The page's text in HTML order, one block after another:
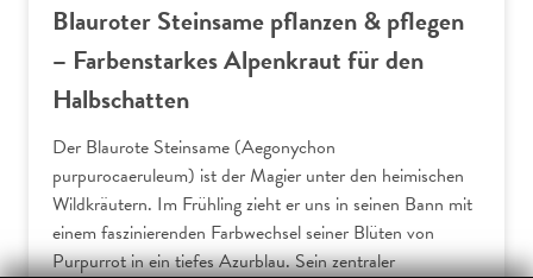
Blauroter Steinsame pflanzen & pflegen
– Farbenstarkes Alpenkraut für den
Halbschatten
Der Blaurote Steinsame (Aegonychon
purpurocaeruleum) ist der Magier unter den heimischen
Wildkräutern. Im Frühling zieht er uns in seinen Bann mit
einem faszinierenden Farbwechsel seiner Blüten von
Purpurrot in ein tiefes Azurblau. Sein zentraler